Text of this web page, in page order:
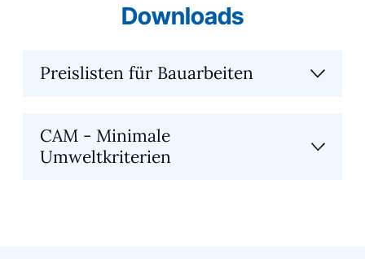
Downloads
Preislisten für Bauarbeiten
CAM - Minimale
Umweltkriterien